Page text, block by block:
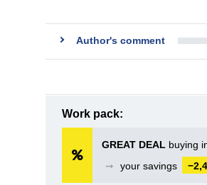
Author's comment
Work pack:
GREAT DEAL buying
➞
your savings